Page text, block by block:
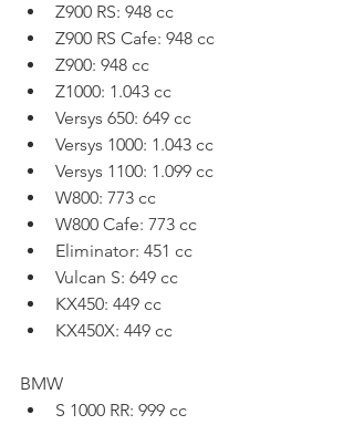
Z900 RS: 948 cc
Z900 RS Cafe: 948 cc
Z900: 948 cc
Z1000: 1.043 cc
Versys 650: 649 cc
Versys 1000: 1.043 cc
Versys 1100: 1.099 cc
W800: 773 cc
W800 Cafe: 773 cc
Eliminator: 451 cc
Vulcan S: 649 cc
KX450: 449 cc
KX450X: 449 cc
BMW
S 1000 RR: 999 cc